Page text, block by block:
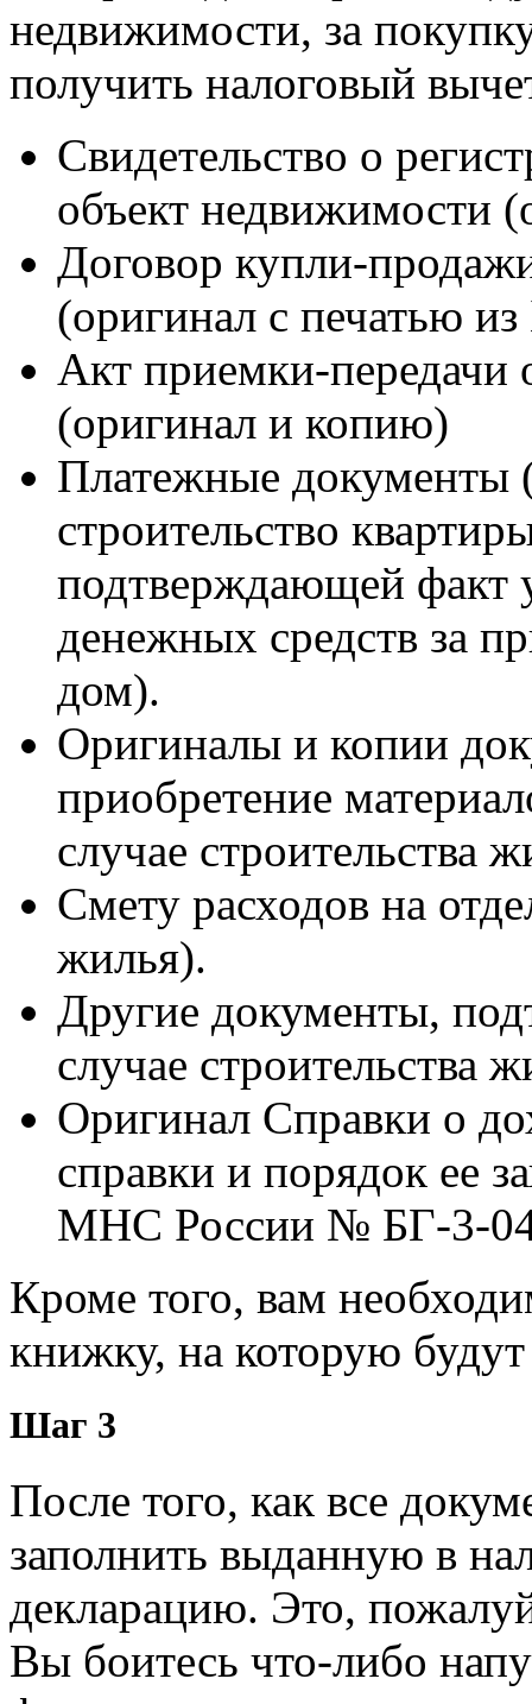
недвижимости, за
получить налоговый
Свидетельство о
объект недвижимости
Договор купли-
(оригинал с печатью
Акт приемки-передачи
(оригинал и копию)
Платежные документы
строительство
подтверждающей факт
денежных средств за
дом).
Оригиналы и копии
приобретение
случае строительства
Смету расходов на
жилья).
Другие документы,
случае строительства
Оригинал Справки о
справки и порядок ее
МНС России № БГ-3-
Кроме того, вам
книжку, на которую
Шаг 3
После того, как все
заполнить выданную в
декларацию. Это,
Вы боитесь что-либо